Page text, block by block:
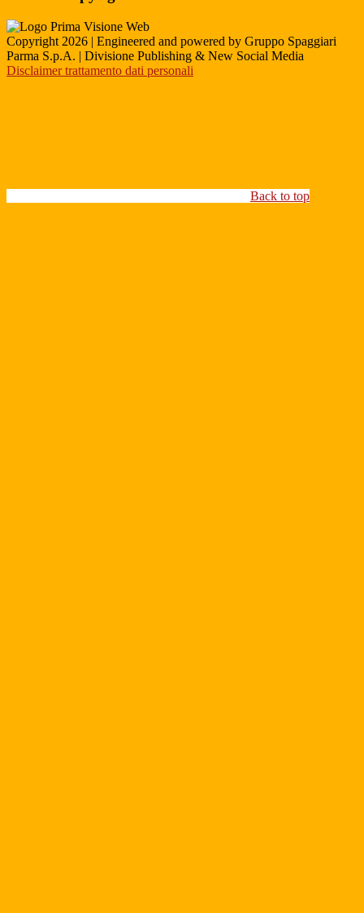
Copyright 2026 | Engineered and powered by Gruppo Spaggiari
Parma S.p.A. | Divisione Publishing & New Social Media
Disclaimer trattamento dati personali
Back to top